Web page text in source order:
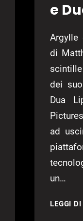
e
di
dei
Dua
ad
un…
LEGGI